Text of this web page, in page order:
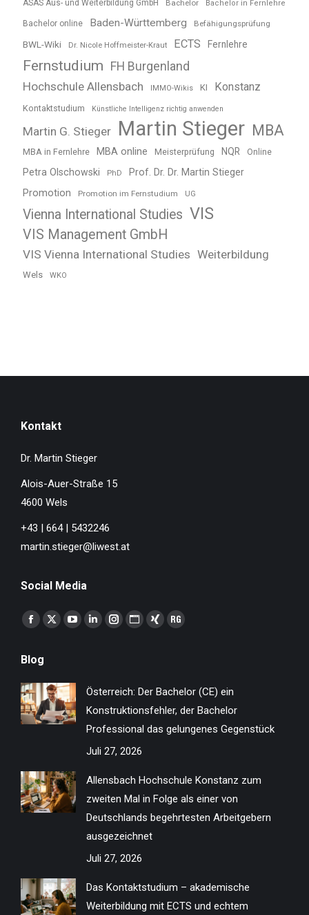
ASAS Aus- und Weiterbildung GmbH Bachelor Bachelor in Fernlehre
Bachelor online Baden-Württemberg Befähigungsprüfung
BWL-Wiki Dr. Nicole Hoffmeister-Kraut ECTS Fernlehre
Fernstudium
FH Burgenland
Hochschule Allensbach
IMMO-Wikis KI Konstanz
Kontaktstudium Künstliche Intelligenz richtig anwenden
Martin G. Stieger Martin Stieger MBA
MBA in Fernlehre MBA online Meisterprüfung NQR Online
Petra Olschowski PhD Prof. Dr. Dr. Martin Stieger
Promotion Promotion im Fernstudium UG
Vienna International Studies VIS
VIS Management GmbH
VIS Vienna International Studies Weiterbildung
Wels WKO
Kontakt
Dr. Martin Stieger
Alois-Auer-Straße 15
4600 Wels
+43 | 664 | 5432246
martin.stieger@liwest.at
Social Media
Finden Sie uns auf:
Facebook
opens
in
new
window
X
in
new
window
YouTube
in
new
window
Linkedin
new
window
Instagram
new
window
Website
new
window
XING
new
window
ResearchGate
new
window
Blog
Österreich: Der Bachelor (CE) ein
Konstruktionsfehler, der Bachelor
Professional das gelungenes Gegenstück
Juli 27, 2026
Allensbach Hochschule Konstanz zum
zweiten Mal in Folge als einer von
Deutschlands begehrtesten Arbeitgebern
ausgezeichnet
Juli 27, 2026
Das Kontaktstudium – akademische
Weiterbildung mit ECTS und echtem